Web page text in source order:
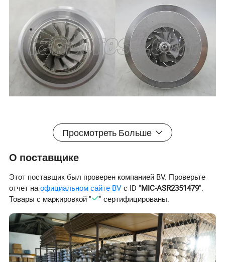
Просмотреть Больше
О поставщике
Этот поставщик был проверен компанией BV. Проверьте
отчет наофициальном сайте BV с ID "MIC-ASR2351479".
Товары с маркировкой "
" сертифицированы.